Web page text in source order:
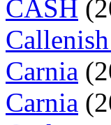
CASH
Carnia
Carnia